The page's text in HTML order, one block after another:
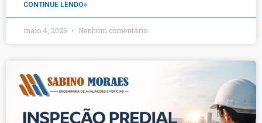
CONTINUE LENDO»
maio 4, 2026 Nenhum comentário